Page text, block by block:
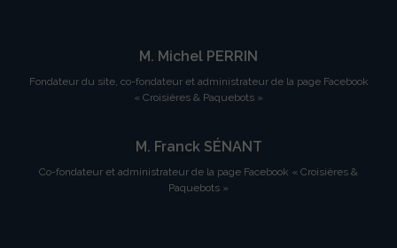
M. Michel PERRIN
Fondateur du site, co-fondateur et administrateur de la page Facebook
« Croisières & Paquebots »
M. Franck SÉNANT
Co-fondateur et administrateur de la page Facebook « Croisières &
Paquebots »